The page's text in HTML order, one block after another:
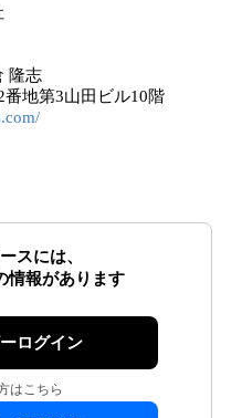
隆志
地第3山田ビル10階
スには、
情報があります
ログイン
はこちら